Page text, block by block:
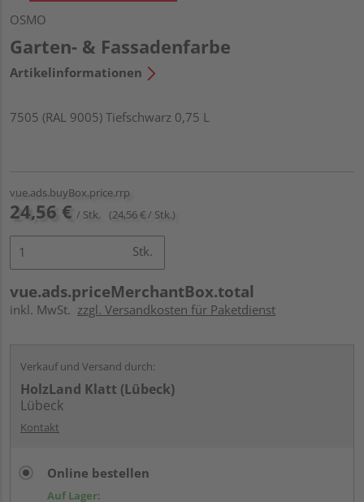
OSMO
Garten- & Fassadenfarbe
Artikelinformationen
7505 (RAL 9005) Tiefschwarz 0,75 L
vue.ads.buyBox.price.rrp
24,56 € / Stk. (24,56 € / Stk.)
Stk.
vue.ads.priceMerchantBox.total
inkl. MwSt. zzgl. Versandkosten für Paketdienst
Verkauf und Versand durch:
HolzLand Klatt (Lübeck)
Lübeck
Kontakt
Online bestellen
Auf Lager: